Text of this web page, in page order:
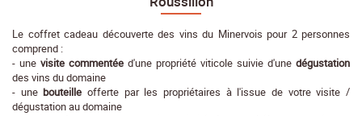
Le coffret cadeau découverte des vins du Minervois pour 2 personnes
comprend :
- une visite commentée d'une propriété viticole suivie d'une dégustation
des vins du domaine
- unebouteille offerte par les propriétaires à l'issue de votre visite /
dégustation au domaine